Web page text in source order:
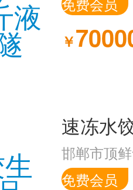
￥
邯郸市顶
免费会员